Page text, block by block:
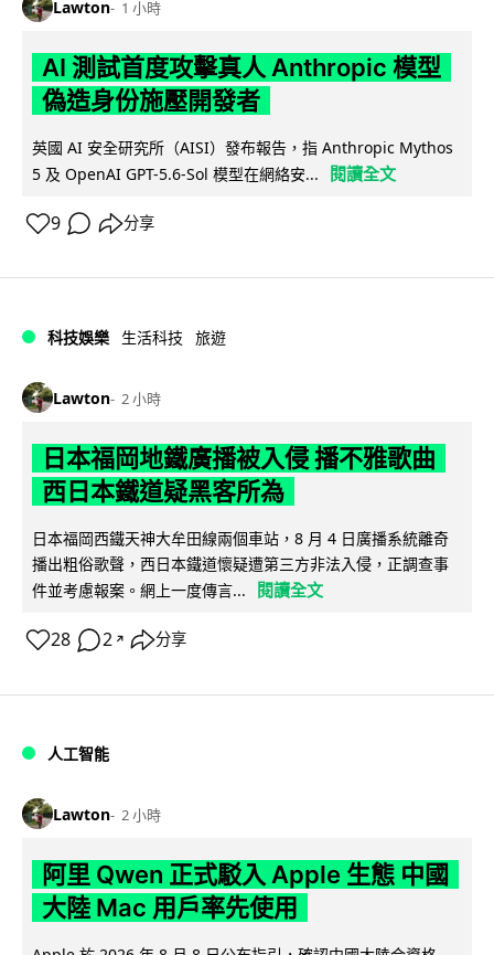
Lawton 1 小時
AI 測試首度攻擊真人 Anthropic 模型
偽造身份施壓開發者
英國 AI 安全研究所（AISI）發布報告，指 Anthropic Mythos
5 及 OpenAI GPT-5.6-Sol 模型在網絡安...
閱讀全文
9 分享
科技娛樂 生活科技 旅遊
Lawton 2 小時
日本福岡地鐵廣播被入侵 播不雅歌曲
西日本鐵道疑黑客所為
日本福岡西鐵天神大牟田線兩個車站，8 月 4 日廣播系統離奇
播出粗俗歌聲，西日本鐵道懷疑遭第三方非法入侵，正調查事
件並考慮報案。網上一度傳言...
閱讀全文
28 2 ↗ 分享
人工智能
Lawton 2 小時
阿里 Qwen 正式駁入 Apple 生態 中國
大陸 Mac 用戶率先使用